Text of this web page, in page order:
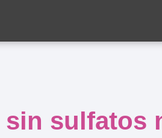
sin sulfatos